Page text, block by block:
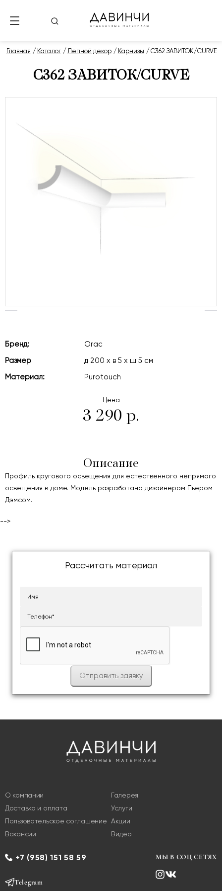
Главная Каталог Лепной декор Карнизы C362 ЗАВИТОК/CURVE
C362 ЗАВИТОК/CURVE
Бренд:
Orac
Размер
д 200 x в 5 x ш 5 см
Материал:
Purotouch
Цена
3 290 р.
Описание
Профиль кругового освещения для естественного непрямого
освещения в доме. Модель разработана дизайнером Пьером
Дэмсом.
-->
Рассчитать материал
О компании
Доставка и оплата
Пользовательское соглашение
Вакансии
Галерея
Услуги
Акции
Видео
+7 (958) 151 58 59
Telegram
МЫ В СОЦ СЕТЯХ